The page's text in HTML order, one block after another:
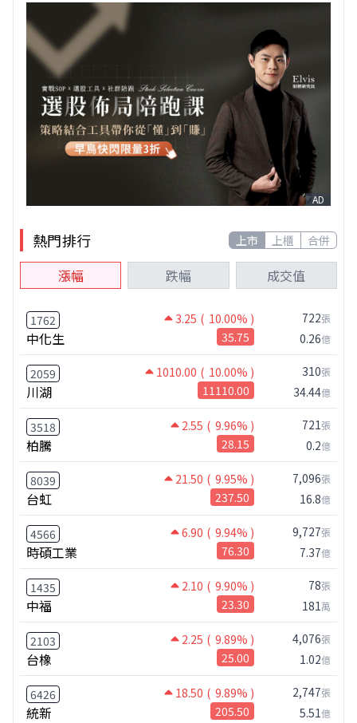
AD
熱門排行 上市 上櫃 合併
漲幅 跌幅 成交值
1762 3.25 ( 10.00% )
中化生 35.75
722張
0.26億
2059 1010.00 ( 10.00% )
川湖 11110.00
310張
34.44億
3518 2.55 ( 9.96% )
柏騰 28.15
721張
0.2億
8039 21.50 ( 9.95% )
台虹 237.50
7,096張
16.8億
4566 6.90 ( 9.94% )
時碩工業 76.30
9,727張
7.37億
1435 2.10 ( 9.90% )
中福 23.30
78張
181萬
2103 2.25 ( 9.89% )
台橡 25.00
4,076張
1.02億
6426 18.50 ( 9.89% )
統新 205.50
2,747張
5.51億